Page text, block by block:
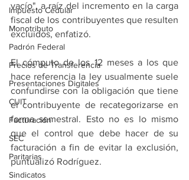
Impuesto Cedular
Monotributo
Padrón Federal
Precios de Transferencia
Presentaciones Digitales
CUIT
Facturación
SEC
Paritarias
Sindicatos
vacío", a raíz del incremento en la carga
fiscal de los contribuyentes que resulten
excluidos, enfatizó.
El cómputo de los 12 meses a los que
hace referencia la ley usualmente suele
confundirse con la obligación que tiene
el contribuyente de recategorizarse en
forma semestral. Esto no es lo mismo
que el control que debe hacer de su
facturación a fin de evitar la exclusión,
puntualizó Rodríguez.